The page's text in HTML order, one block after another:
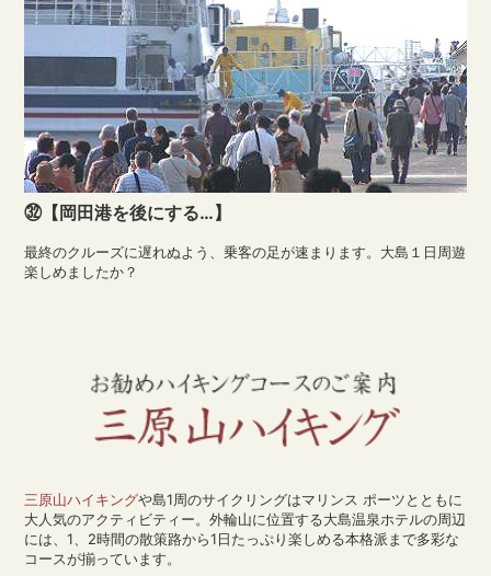
㉜【岡田港を後にする…】
最終のクルーズに遅れぬよう、乗客の足が速まります。大島１日周遊
楽しめましたか？
三原山ハイキングや島1周のサイクリングはマリンス ポーツとともに
大人気のアクティビティー。外輪山に位置する大島温泉ホテルの周辺
には、1、2時間の散策路から1日たっぷり楽しめる本格派まで多彩な
コースが揃っています。